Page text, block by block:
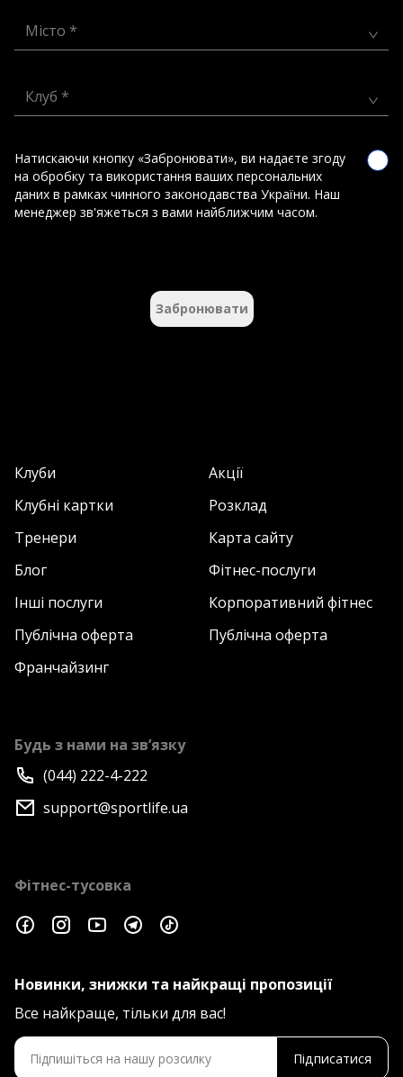
Місто *
Клуб *
Натискаючи кнопку «Забронювати», ви надаєте згоду
на обробку та використання ваших персональних
даних в рамках чинного законодавства України. Наш
менеджер зв'яжеться з вами найближчим часом.
Забронювати
Клуби
Акції
Клубні картки
Розклад
Тренери
Карта сайту
Блог
Фітнес-послуги
Інші послуги
Корпоративний фітнес
Публічна оферта
Публічна оферта
Франчайзинг
Будь з нами на зв’язку
(044) 222-4-222
support@sportlife.ua
Фітнес-тусовка
Новинки, знижки та найкращі пропозиції
Все найкраще, тільки для вас!
Підписатися